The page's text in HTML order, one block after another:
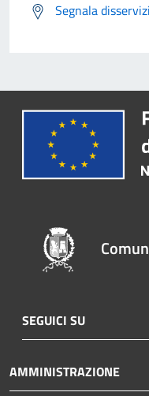
Segnala
SEGUICI SU
AMMINISTRAZIONE